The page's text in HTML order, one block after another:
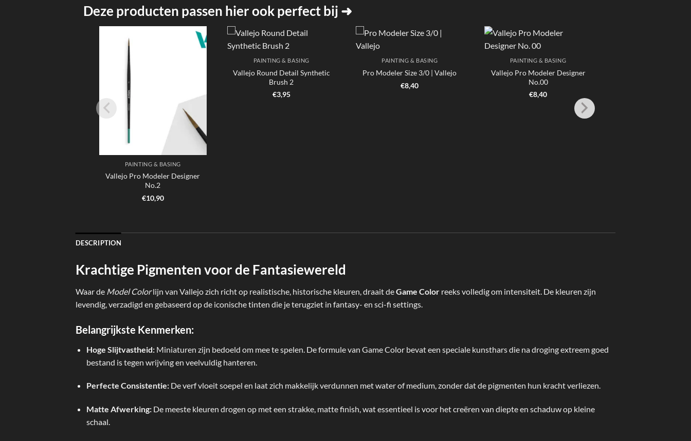
Deze producten passen hier ook perfect bij ➜
PAINTING & BASING
Vallejo Pro Modeler Designer
No.2
€10,90
PAINTING & BASING
Vallejo Round Detail Synthetic
Brush 2
€3,95
PAINTING & BASING
Pro Modeler Size 3/0 | Vallejo
€8,40
PAINTING & BASING
Vallejo Pro Modeler Designer
No.00
€8,40
DESCRIPTION
Krachtige Pigmenten voor de Fantasiewereld
Waar de Model Colorlijn van Vallejo zich richt op realistische, historische kleuren, draait deGame Color reeks volledig om intensiteit. De kleuren zijn
levendig, verzadigd en gebaseerd op de iconische tinten die je terugziet in fantasy- en sci-fi settings.
Belangrijkste Kenmerken:
Hoge Slijtvastheid:Miniaturen zijn bedoeld om mee te spelen. De formule van Game Color bevat een speciale kunsthars die na droging extreem goed
bestand is tegen wrijving en veelvuldig hanteren.
Perfecte Consistentie:De verf vloeit soepel en laat zich makkelijk verdunnen met water of medium, zonder dat de pigmenten hun kracht verliezen.
Matte Afwerking:De meeste kleuren drogen op met een strakke, matte finish, wat essentieel is voor het creëren van diepte en schaduw op kleine
schaal.